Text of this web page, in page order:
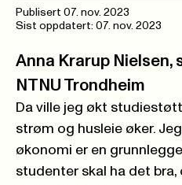
Publisert 07. nov. 2023
Sist oppdatert: 07. nov. 2023
Anna Krarup Nielsen,
NTNU Trondheim
Da ville jeg økt
strøm og husleie øker.
økonomi er en
studenter skal ha det bra,